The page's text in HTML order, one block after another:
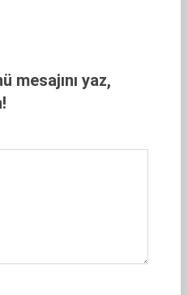
mesajını yaz,